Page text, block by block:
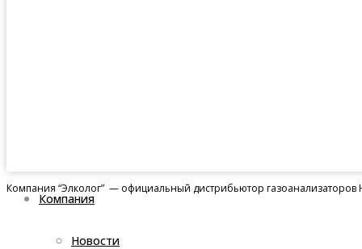
Компания “Элколог” — официальный дистрибьютор газоанализаторов
Компания
Новости